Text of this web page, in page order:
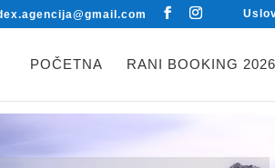
POČETNA RANI BOOKING 2026